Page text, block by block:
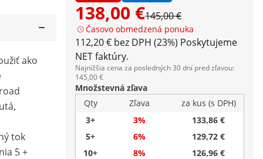
138,00 €145,00 €
Časovo obmedzená ponuka
112,20 € bez DPH (23%) Poskytujeme
NET faktúry.
Najnižšia cena za posledných 30 dní pred zľavou:
145,00 €
Množstevná zľava
Qty
Zľava
za kus (s DPH)
3+
3%
133,86 €
5+
6%
129,72 €
10+
8%
126,96 €
ako
tok
5 +